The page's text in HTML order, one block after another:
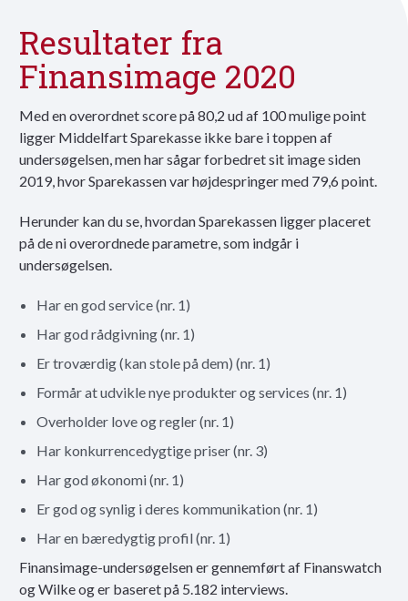
Resultater fra
Finansimage 2020
Med en overordnet score på 80,2 ud af 100 mulige point
ligger Middelfart Sparekasse ikke bare i toppen af
undersøgelsen, men har sågar forbedret sit image siden
2019, hvor Sparekassen var højdespringer med 79,6 point.
Herunder kan du se, hvordan Sparekassen ligger placeret
på de ni overordnede parametre, som indgår i
undersøgelsen.
Har en god service (nr. 1)
Har god rådgivning (nr. 1)
Er troværdig (kan stole på dem) (nr. 1)
Formår at udvikle nye produkter og services (nr. 1)
Overholder love og regler (nr. 1)
Har konkurrencedygtige priser (nr. 3)
Har god økonomi (nr. 1)
Er god og synlig i deres kommunikation (nr. 1)
Har en bæredygtig profil (nr. 1)
Finansimage-undersøgelsen er gennemført af Finanswatch
og Wilke og er baseret på 5.182 interviews.